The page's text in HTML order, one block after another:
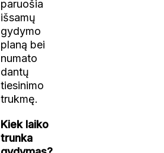
paruošia
išsamų
gydymo
planą bei
numato
dantų
tiesinimo
trukmę.
Kiek laiko
trunka